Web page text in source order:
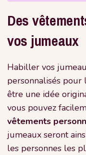
Des
vos jumeaux
Habiller vos
personnalisés pour
être une idée
vous pouvez
vêtements
jumeaux seront
les personnes les